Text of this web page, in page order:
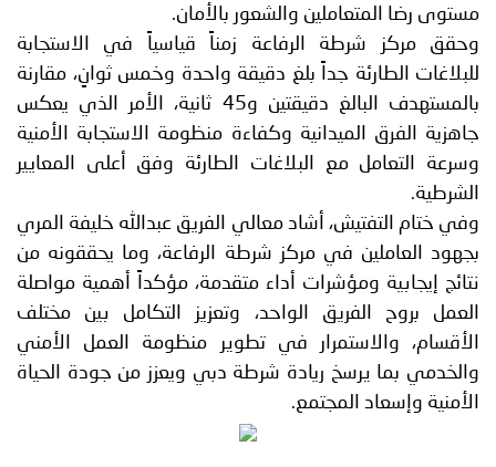
مستوى رضا المتعاملين والشعور بالأمان.
وحقق مركز شرطة الرفاعة زمناً قياسياً في الاستجابة
للبلاغات الطارئة جداً بلغ دقيقة واحدة وخمس ثوانٍ، مقارنة
بالمستهدف البالغ دقيقتين و45 ثانية، الأمر الذي يعكس
جاهزية الفرق الميدانية وكفاءة منظومة الاستجابة الأمنية
وسرعة التعامل مع البلاغات الطارئة وفق أعلى المعايير
الشرطية.
وفي ختام التفتيش، أشاد معالي الفريق عبدالله خليفة المري
بجهود العاملين في مركز شرطة الرفاعة، وما يحققونه من
نتائج إيجابية ومؤشرات أداء متقدمة، مؤكداً أهمية مواصلة
العمل بروح الفريق الواحد، وتعزيز التكامل بين مختلف
الأقسام، والاستمرار في تطوير منظومة العمل الأمني
والخدمي بما يرسخ ريادة شرطة دبي ويعزز من جودة الحياة
الأمنية وإسعاد المجتمع.